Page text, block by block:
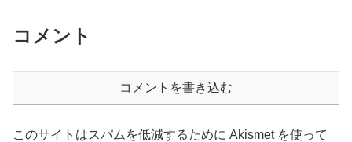
コメント
コメントを書き込む
このサイトはスパムを低減するために Akismet を使って